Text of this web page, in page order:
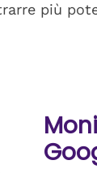
più